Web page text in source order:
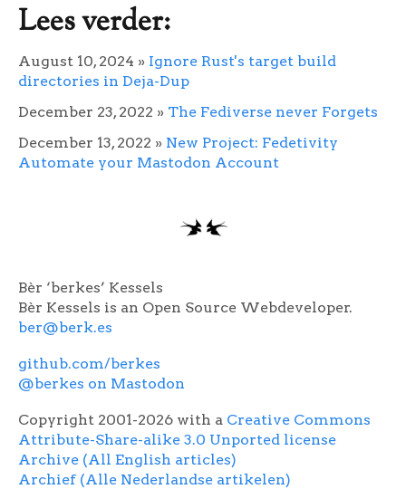
Lees verder:
August 10, 2024 » Ignore Rust's target build
directories in Deja-Dup
December 23, 2022 » The Fediverse never Forgets
December 13, 2022 » New Project: Fedetivity
Automate your Mastodon Account
Bèr ‘berkes’ Kessels
Bèr Kessels is an Open Source Webdeveloper.
ber@berk.es
github.com/berkes
@berkes on Mastodon
Copyright 2001-2026 with a Creative Commons
Attribute-Share-alike 3.0 Unported license
Archive (All English articles)
Archief (Alle Nederlandse artikelen)